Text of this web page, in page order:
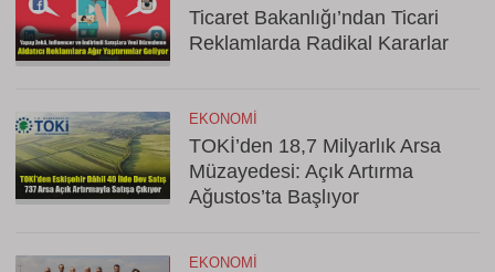
Ticaret Bakanlığı’ndan Ticari
Reklamlarda Radikal Kararlar
EKONOMI
TOKİ’den 18,7 Milyarlık Arsa
Müzayedesi: Açık Artırma
Ağustos’ta Başlıyor
EKONOMI